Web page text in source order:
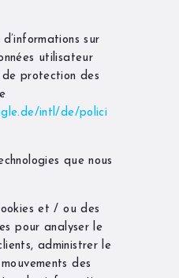
sur
utilisateur
protection des
intl/de/polici
que nous
et / ou des
pour analyser le
administrer le
des